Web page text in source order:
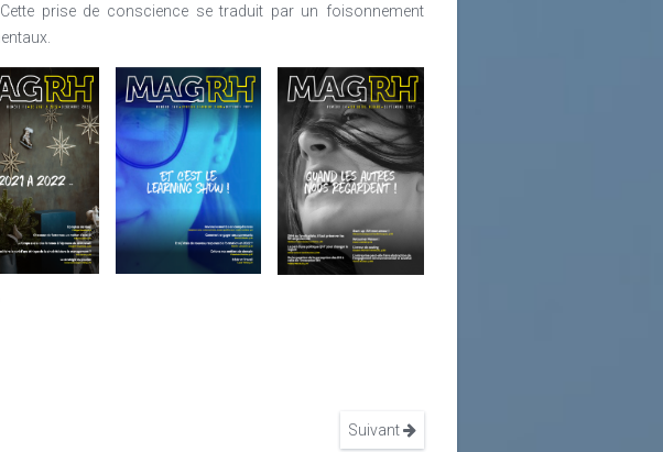
Cette prise de conscience se traduit par un foisonnement
Suivant